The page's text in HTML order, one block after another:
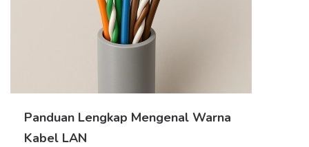
Panduan Lengkap Mengenal Warna
Kabel LAN